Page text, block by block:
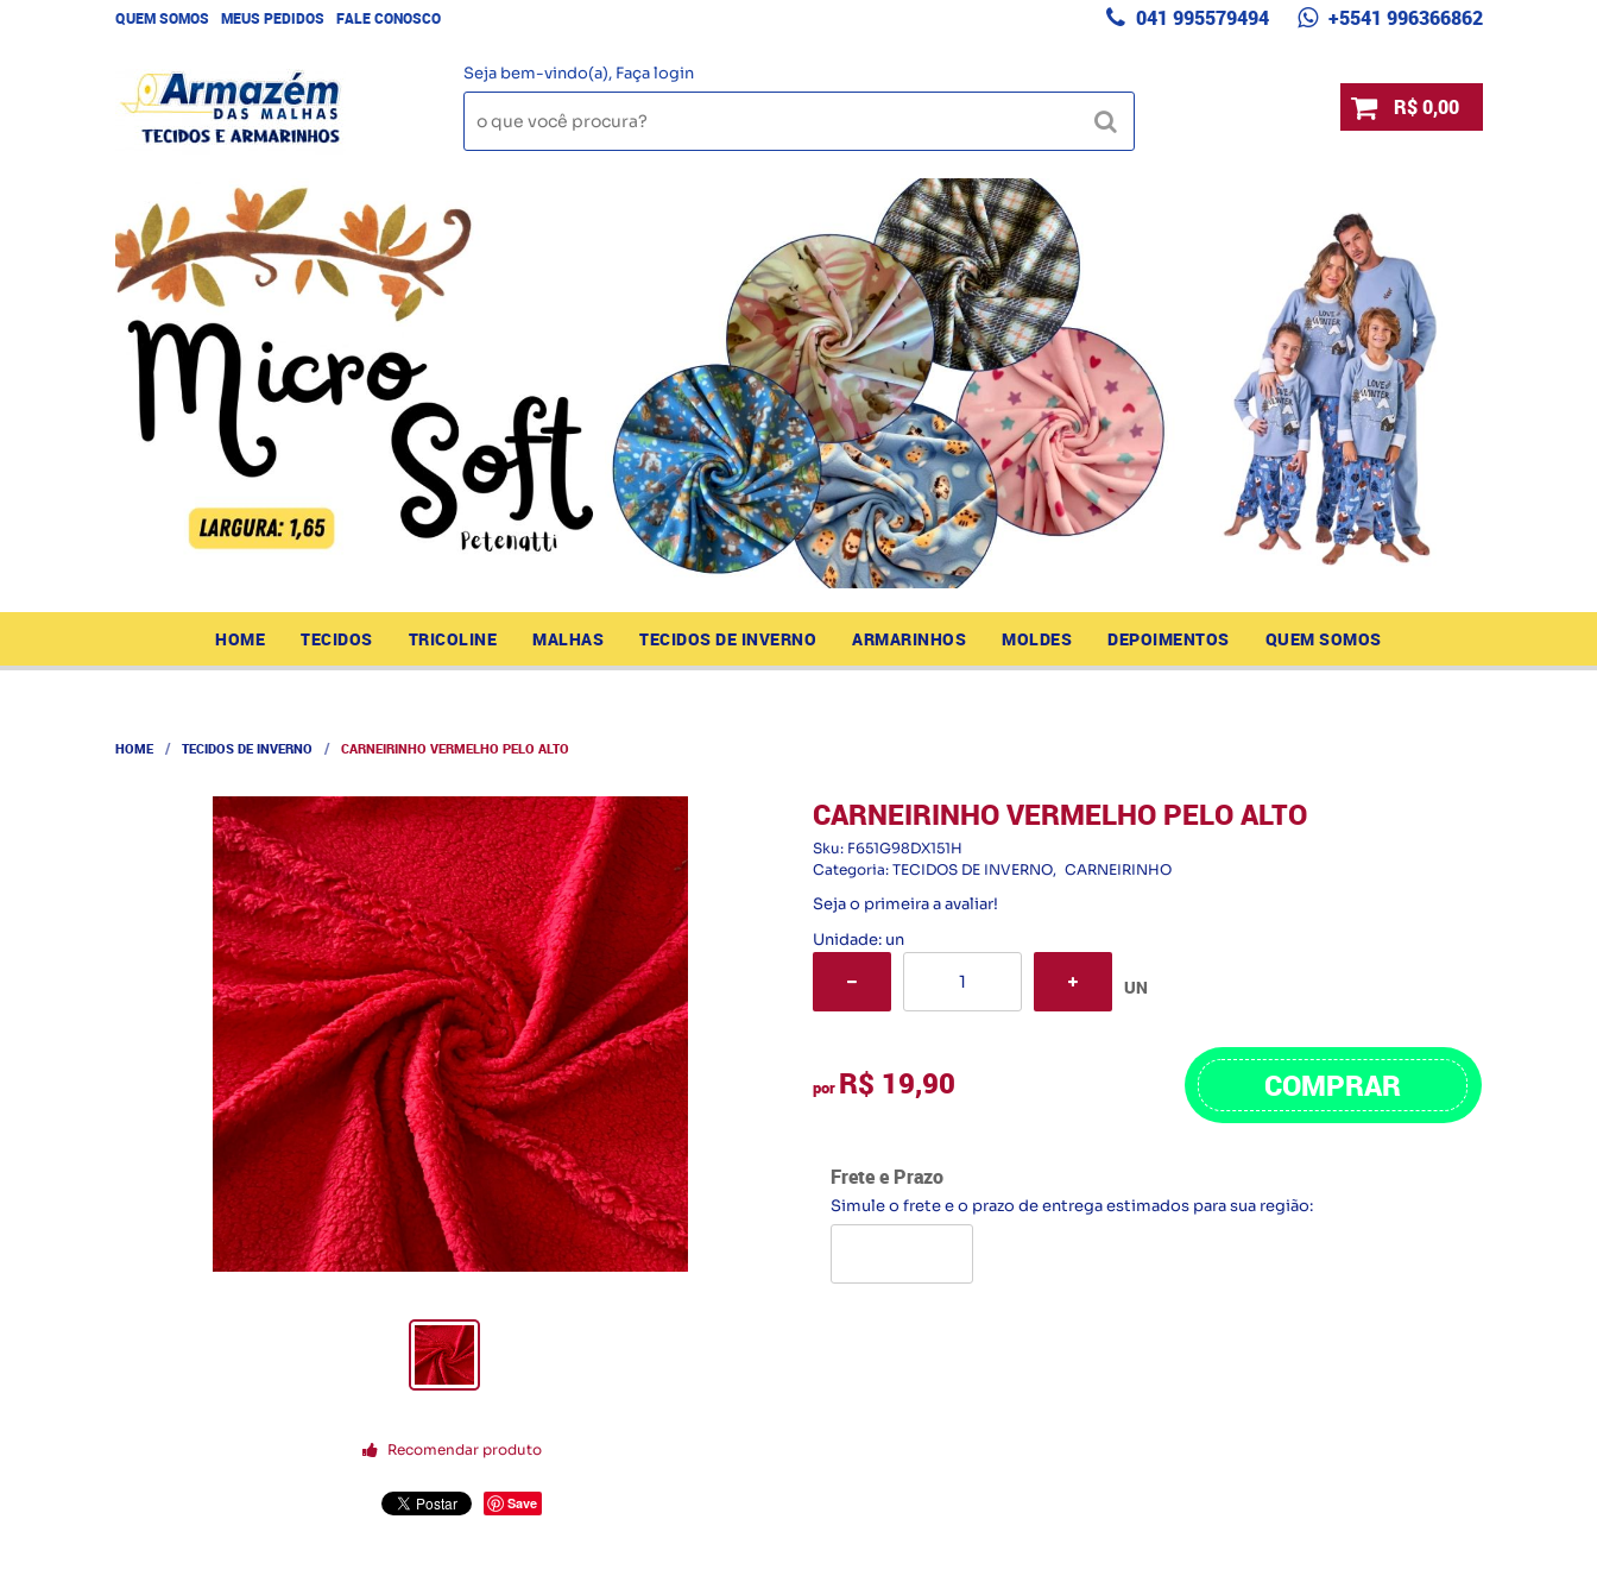
QUEM SOMOS MEUS PEDIDOS FALE CONOSCO 041 995579494 +5541 996366862
Seja bem-vindo(a), Faça login
R$ 0,00
HOME TECIDOS TRICOLINE MALHAS TECIDOS DE INVERNO ARMARINHOS MOLDES DEPOIMENTOS QUEM SOMOS
HOME TECIDOS DE INVERNO CARNEIRINHO VERMELHO PELO ALTO
Recomendar produto
Save
CARNEIRINHO VERMELHO PELO ALTO
Sku: F651G98DX151H
Categoria: TECIDOS DE INVERNO CARNEIRINHO
Seja o primeira a avaliar!
Unidade: un
UN
por R$ 19,90 COMPRAR
Frete e Prazo
Simule o frete e o prazo de entrega estimados para sua região: